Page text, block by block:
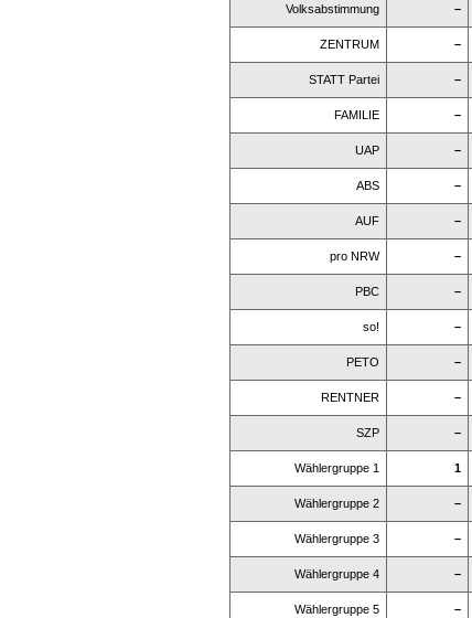
Volksabstimmung –
ZENTRUM –
STATT Partei –
FAMILIE –
UAP –
ABS –
AUF –
pro NRW –
PBC –
so! –
PETO –
RENTNER –
SZP –
Wählergruppe 1 1
Wählergruppe 2 –
Wählergruppe 3 –
Wählergruppe 4 –
Wählergruppe 5 –